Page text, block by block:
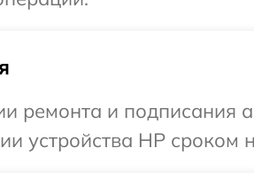
ремонта и подписания
устройства HP сроком